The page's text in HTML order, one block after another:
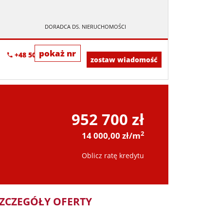
DORADCA DS. NIERUCHOMOŚCI
pokaż nr
+48 505-236-943
zostaw wiadomość
952 700 zł
14 000,00 zł/m2
Oblicz ratę kredytu
OFERTY